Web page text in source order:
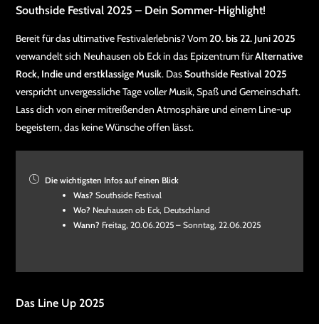
Southside Festival 2025 – Dein Sommer-Highlight!
Bereit für das ultimative Festivalerlebnis? Vom20. bis 22. Juni 2025
verwandelt sich Neuhausen ob Eck in das Epizentrum fürAlternative
Rock, Indie und erstklassige Musik. DasSouthside Festival 2025
verspricht unvergessliche Tage voller Musik, Spaß und Gemeinschaft.
Lass dich von einer mitreißenden Atmosphäre und einem Line-up
begeistern, das keine Wünsche offen lässt.
Die wichtigsten Infos auf einen Blick
Was? Southside Festival
Wo? Neuhausen ob Eck, Deutschland
Wann? Freitag, 20.06.2025 – Sonntag, 22.06.2025
Das Line Up 2025